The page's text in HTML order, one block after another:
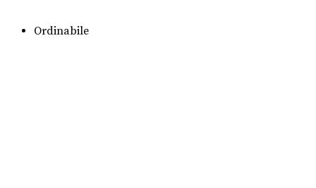
Ordinabile